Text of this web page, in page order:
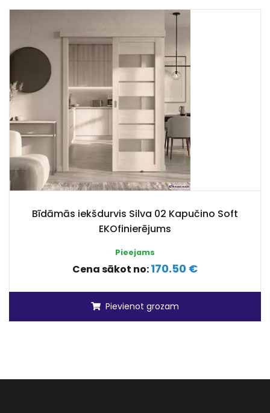
Bīdāmās iekšdurvis Silva 02 Kapučino Soft
EKOfinierējums
Pieejams
Cena sākot no:170.50 €
Pievienot grozam